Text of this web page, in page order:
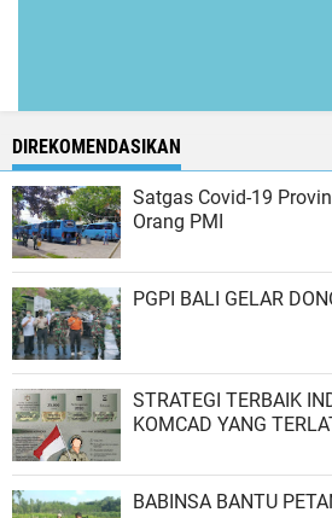
DIREKOMENDASIKAN
Satgas Covid-19
Orang PMI
PGPI BALI GELAR
STRATEGI TERBAIK
KOMCAD YANG
BABINSA BANTU